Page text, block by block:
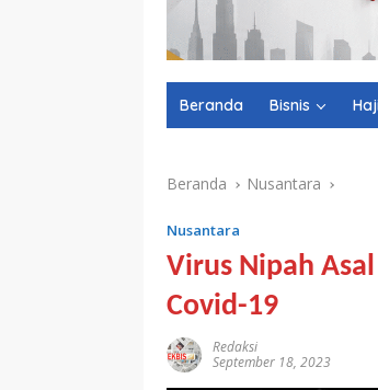
Beranda Bisnis Haji
Beranda Nusantara
Nusantara
Virus Nipah
Covid-19
Redaksi
September 18, 2023